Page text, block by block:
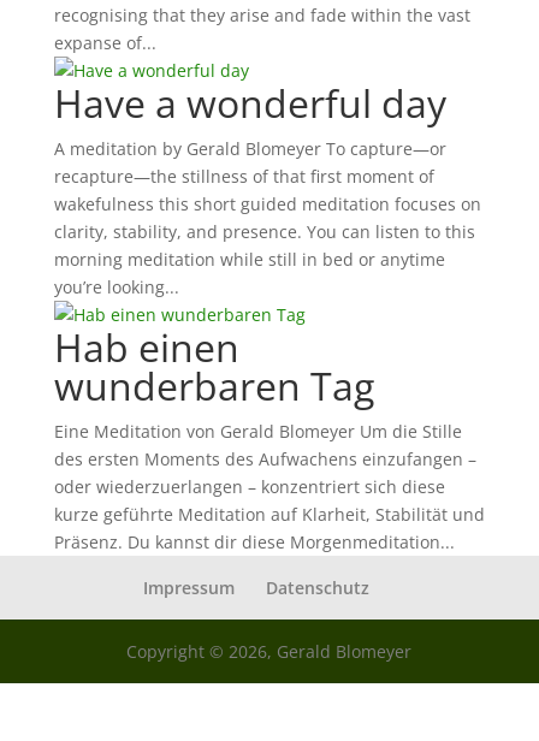
recognising that they arise and fade within the vast
expanse of...
Have a wonderful day
A meditation by Gerald Blomeyer To capture—or
recapture—the stillness of that first moment of
wakefulness this short guided meditation focuses on
clarity, stability, and presence. You can listen to this
morning meditation while still in bed or anytime
you’re looking...
Hab einen
wunderbaren Tag
Eine Meditation von Gerald Blomeyer Um die Stille
des ersten Moments des Aufwachens einzufangen –
oder wiederzuerlangen – konzentriert sich diese
kurze geführte Meditation auf Klarheit, Stabilität und
Präsenz. Du kannst dir diese Morgenmeditation...
Impressum
Datenschutz
Copyright © 2026, Gerald Blomeyer